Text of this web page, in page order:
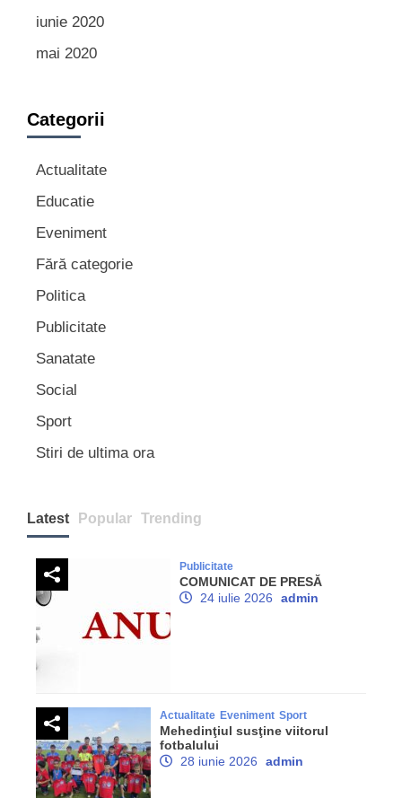
iunie 2020
mai 2020
Categorii
Actualitate
Educatie
Eveniment
Fără categorie
Politica
Publicitate
Sanatate
Social
Sport
Stiri de ultima ora
Latest Popular Trending
Publicitate
COMUNICAT DE PRESĂ
24 iulie 2026
admin
Actualitate Eveniment Sport
Mehedinţiul susţine viitorul
fotbalului
28 iunie 2026
admin